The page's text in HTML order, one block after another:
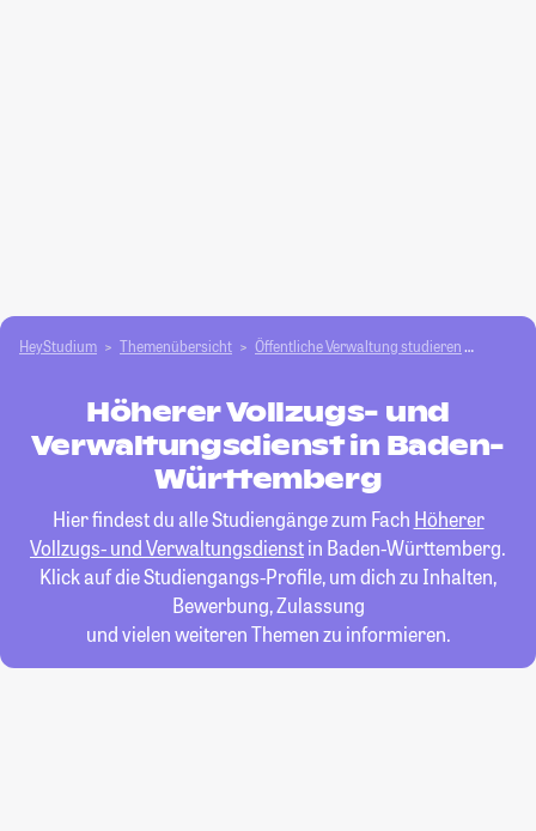
HeyStudium Themenübersicht Öffentliche Verwaltung studieren
Höherer Vollzugs- und
Verwaltungsdienst in Baden-
Württemberg
Hier findest du alle Studiengänge zum Fach Höherer
Vollzugs- und Verwaltungsdienstin Baden-Württemberg.
Klick auf die Studiengangs-Profile, um dich zu Inhalten,
Bewerbung, Zulassung
und vielen weiteren Themen zu informieren.